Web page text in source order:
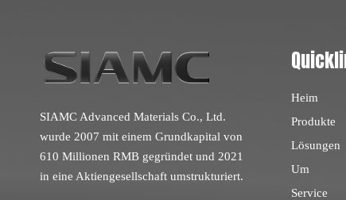
SIAMC Advanced Materials Co., Ltd.
wurde 2007 mit einem Grundkapital von
610 Millionen RMB gegründet und 2021
in eine Aktiengesellschaft umstrukturiert.
Heim
Produkte
Lösungen
Um
Service